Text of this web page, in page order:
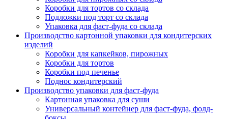
Коробки для тортов со склада
Подложки под торт со склада
Упаковка для фаст-фуда со склада
Производство картонной упаковки для кондитерских
изделий
Коробки для капкейков, пирожных
Коробки для тортов
Коробки под печенье
Поднос кондитерский
Производство упаковки для фаст-фуда
Картонная упаковка для суши
Универсальный контейнер для фаст-фуда, фолд-